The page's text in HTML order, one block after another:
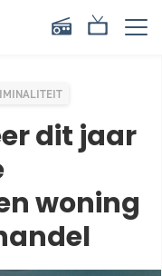
dit jaar
woning